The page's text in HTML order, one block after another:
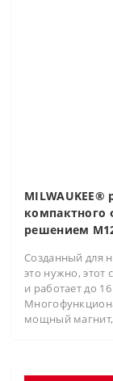
компактного
решением
Созданный для
это нужно, этот
и работает до
мощный магнит,